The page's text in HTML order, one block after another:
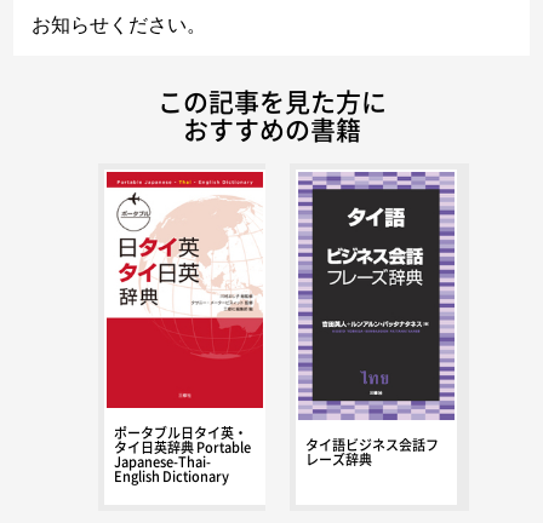
お知らせください。
この記事を見た方に
おすすめの書籍
ポータブル日タイ英・
タイ日英辞典 Portable
Japanese-Thai-
English Dictionary
タイ語ビジネス会話フ
レーズ辞典